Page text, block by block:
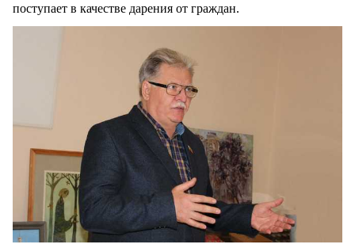
поступает в качестве дарения от граждан.